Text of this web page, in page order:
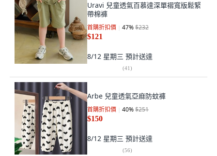
Uravi 兒童透氣百慕達深單褶寬版鬆緊
帶棉褲
首購折扣價 47%$232
$121
8/12 星期三 預計送達
(41)
Arbe 兒童透氣亞麻防蚊褲
首購折扣價 40%$251
$150
8/12 星期三 預計送達
(56)